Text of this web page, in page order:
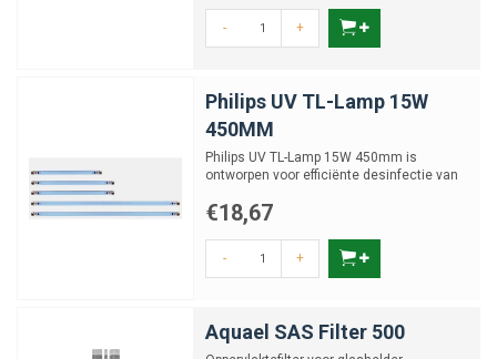
- +
Philips UV TL-Lamp 15W
450MM
Philips UV TL-Lamp 15W 450mm is
ontworpen voor efficiënte desinfectie van
€18,67
- +
Aquael SAS Filter 500